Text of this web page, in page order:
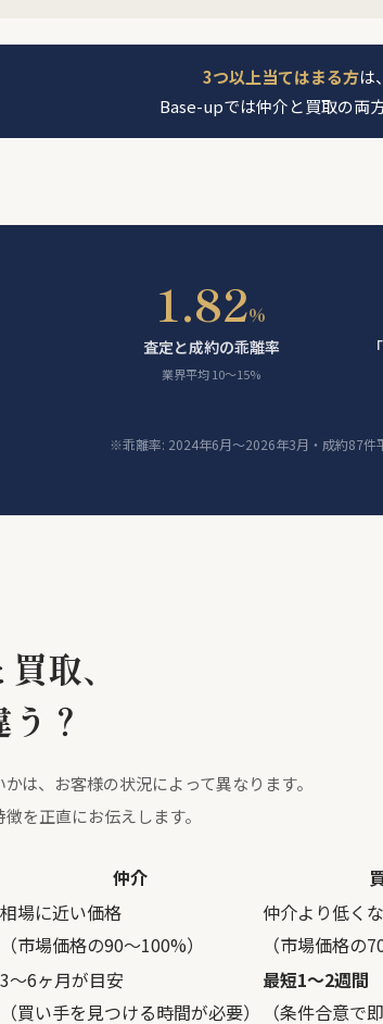
3つ以上当てはまる方は
Base-upでは仲介と買取の両
1.82%
査定と成約の乖離率
業界平均 10〜15%
※乖離率: 2024年6月〜2026年3月・成約87件
取、
？
かは、お客様の状況によって異なります。
を正直にお伝えします。
仲介
相場に近い価格
（市場価格の90〜100%）
仲介より低く
（市場価格の
3〜6ヶ月が目安
（買い手を見つける時間が必要）
最短1〜2週間
（条件合意で